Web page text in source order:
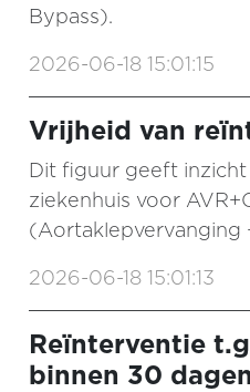
Bypass).
2026-06-18 15:01:15
Vrijheid van
Dit figuur geeft
ziekenhuis voor
(Aortaklepvervanging
2026-06-18 15:01:13
Reïnterventie
binnen 30